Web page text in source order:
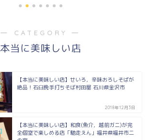
― CATEGORY ―
本当に美味しい店
【本当に美味しい店】せいろ，辛味おろしそばが
絶品！石臼挽手打ちそば村田屋 石川県金沢市
2018年12月3日
【本当に美味しい店】和食(魚介，越前ガニ)が完
全個室で楽しめる店「馳走えん」福井県福井市二